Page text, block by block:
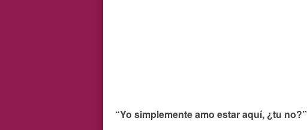
“Yo simplemente amo estar aquí, ¿tu no?”